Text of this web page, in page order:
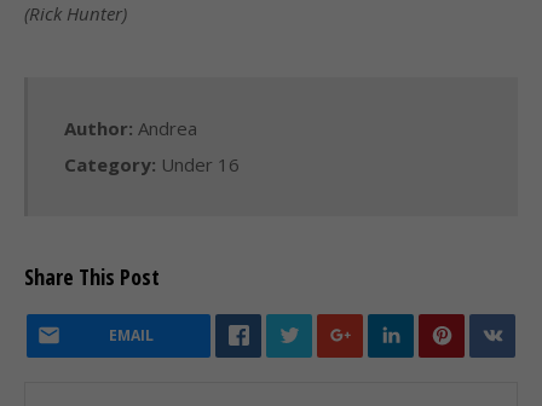
(Rick Hunter)
Author: Andrea
Category: Under 16
Share This Post
EMAIL